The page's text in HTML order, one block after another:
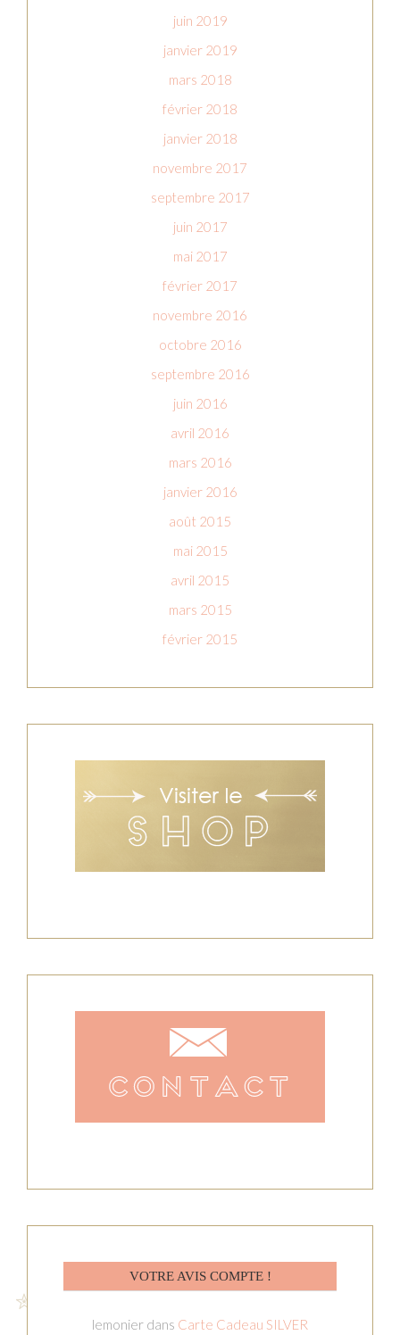
juin 2019
janvier 2019
mars 2018
février 2018
janvier 2018
novembre 2017
septembre 2017
juin 2017
mai 2017
février 2017
novembre 2016
octobre 2016
septembre 2016
juin 2016
avril 2016
mars 2016
janvier 2016
août 2015
mai 2015
avril 2015
mars 2015
février 2015
VOTRE AVIS COMPTE !
lemonier dans Carte Cadeau SILVER